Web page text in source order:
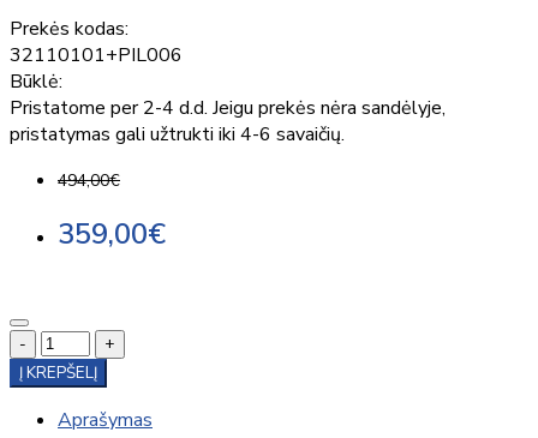
Prekės kodas:
32110101+PIL006
Būklė:
Pristatome per 2-4 d.d. Jeigu prekės nėra sandėlyje,
pristatymas gali užtrukti iki 4-6 savaičių.
494,00€
359,00€
-
+
Į KREPŠELĮ
Aprašymas